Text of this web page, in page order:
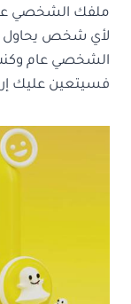
ملفك الشخصي
لأي شخص يحاول
الشخصي عام
فسيتعين عليك